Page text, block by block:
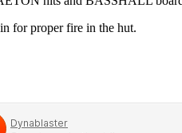
for proper fire in the hut.